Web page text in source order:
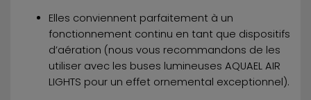
Elles conviennent parfaitement à un
fonctionnement continu en tant que dispositifs
d’aération (nous vous recommandons de les
utiliser avec les buses lumineuses AQUAEL AIR
LIGHTS pour un effet ornemental exceptionnel).